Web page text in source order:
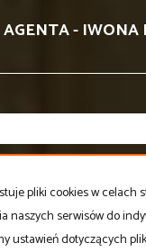
- IWONA
pliki cookies w celach
naszych serwisów do
ustawień dotyczących